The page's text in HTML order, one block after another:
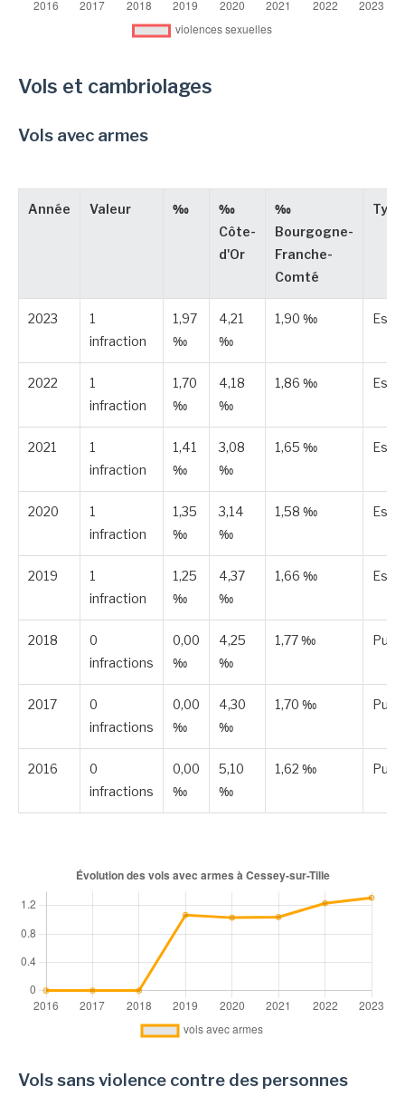
Vols et cambriolages
Vols avec armes
Année Valeur ‰
‰
Côte-
d'Or
‰
Bourgogne-
Franche-
Comté
Type
2023
1
infraction
1,97
‰
4,21
‰
1,90 ‰
2022
1
infraction
1,70
‰
4,18
‰
1,86 ‰
2021
1
infraction
1,41
‰
3,08
‰
1,65 ‰
2020
1
infraction
1,35
‰
3,14
‰
1,58 ‰
2019
1
infraction
1,25
‰
4,37
‰
1,66 ‰
2018
0
infractions
0,00
‰
4,25
‰
1,77 ‰
2017
0
infractions
0,00
‰
4,30
‰
1,70 ‰
2016
0
infractions
0,00
‰
5,10
‰
1,62 ‰
Vols sans violence contre des personnes